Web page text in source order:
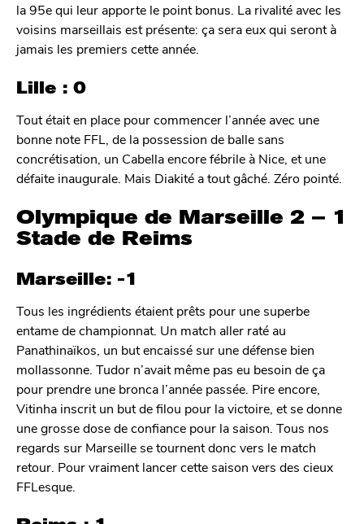
la 95e qui leur apporte le point bonus. La rivalité avec les
voisins marseillais est présente: ça sera eux qui seront à
jamais les premiers cette année.
Lille : 0
Tout était en place pour commencer l’année avec une
bonne note FFL, de la possession de balle sans
concrétisation, un Cabella encore fébrile à Nice, et une
défaite inaugurale. Mais Diakité a tout gâché. Zéro pointé.
Olympique de Marseille 2 – 1
Stade de Reims
Marseille: -1
Tous les ingrédients étaient prêts pour une superbe
entame de championnat. Un match aller raté au
Panathinaïkos, un but encaissé sur une défense bien
mollassonne. Tudor n’avait même pas eu besoin de ça
pour prendre une bronca l’année passée. Pire encore,
Vitinha inscrit un but de filou pour la victoire, et se donne
une grosse dose de confiance pour la saison. Tous nos
regards sur Marseille se tournent donc vers le match
retour. Pour vraiment lancer cette saison vers des cieux
FFLesque.